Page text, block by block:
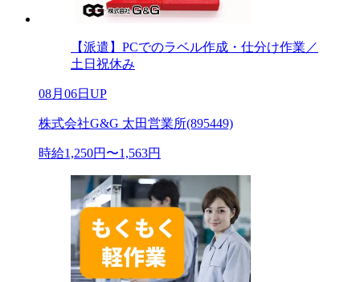
【派遣】PCでのラベル作成・仕分け作業／
土日祝休み
08月06日UP
株式会社G&G 太田営業所(895449)
時給1,250円〜1,563円